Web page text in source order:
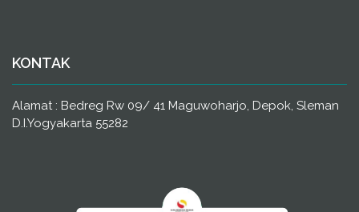
KONTAK
Alamat : Bedreg Rw 09/ 41 Maguwoharjo, Depok, Sleman
D.I.Yogyakarta 55282